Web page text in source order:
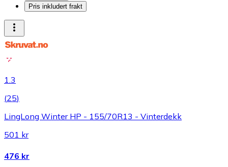
Pris inkludert frakt
1.3
(25)
LingLong Winter HP - 155/70R13 - Vinterdekk
501 kr
476 kr